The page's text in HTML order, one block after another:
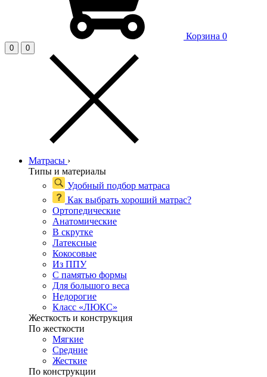
Корзина 0
0 0
Матрасы ›
Типы и материалы
Удобный подбор матраса
Как выбрать хороший матрас?
Ортопедические
Анатомические
В скрутке
Латексные
Кокосовые
Из ППУ
С памятью формы
Для большого веса
Недорогие
Класс «ЛЮКС»
Жесткость и конструкция
По жесткости
Мягкие
Средние
Жесткие
По конструкции